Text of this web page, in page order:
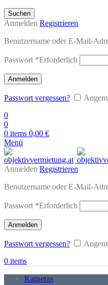
Suchen
Anmelden Registrieren
Benutzername oder E-Mail-
Passwort *Erforderlich
Anmelden
Passwort vergessen?
0
0
0 items 0,00 €
Menü
Anmelden Registrieren
Benutzername oder E-Mail-
Passwort *Erforderlich
Anmelden
Passwort vergessen?
0 items
Kameras